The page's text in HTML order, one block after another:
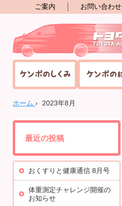
ご案内 お問い合わせ
ホーム › 2023年8月
最近の投稿
おくすりと健康通信 8月号
体重測定チャレンジ開催の
お知らせ